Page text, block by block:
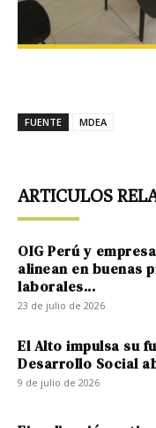
FUENTE MDEA
ARTICULOS
OIG Perú y
alinean en buenas
laborales...
23 de julio de 2026
El Alto impulsa su
Desarrollo Social
9 de julio de 2026